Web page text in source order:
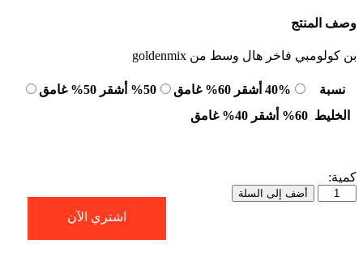
وصف المنتج
بن كولومبي فاخر هال وسط من
نسبة
الخليط
40% أشقر 60% غامق
50% أشقر 50% غامق
60% أشقر 40% غامق
كمية:
كمية
أضف إلى السلة
اشتري الآن